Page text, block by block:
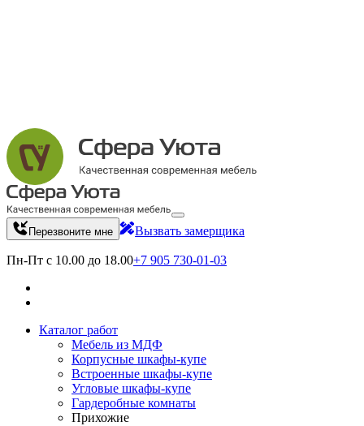
Перезвоните мне Вызвать замерщика
Пн-Пт с 10.00 до 18.00+7 905 730-01-03
Каталог работ
Мебель из МДФ
Корпусные шкафы-купе
Встроенные шкафы-купе
Угловые шкафы-купе
Гардеробные комнаты
Прихожие